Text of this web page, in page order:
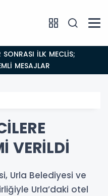
MESAJLAR
VERİLDİ
Urla Belediyesi ve
Urla’daki otel